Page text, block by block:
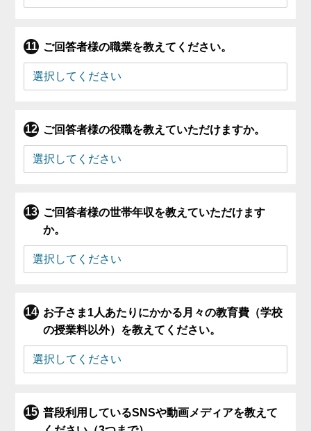
ご回答者様の職業を教えてください。
ご回答者様の役職を教えていただけますか。
ご回答者様の世帯年収を教えていただけます
か。
お子さま1人あたりにかかる月々の教育費（学校
の授業料以外）を教えてください。
普段利用しているSNSや動画メディアを教えて